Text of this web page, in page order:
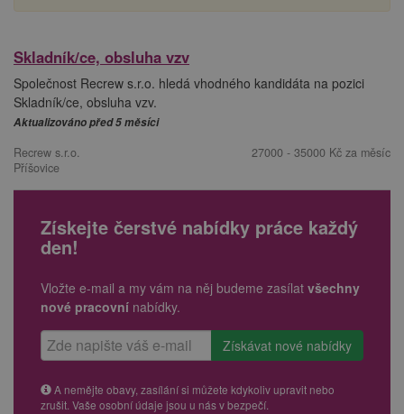
Skladník/ce, obsluha vzv
Společnost Recrew s.r.o. hledá vhodného kandidáta na pozici
Skladník/ce, obsluha vzv.
Aktualizováno před 5 měsíci
Recrew s.r.o.
Příšovice
27000 - 35000 Kč za měsíc
Získejte čerstvé nabídky práce každý
den!
Vložte e-mail a my vám na něj budeme zasílat všechny
nové pracovní nabídky.
A nemějte obavy, zasílání si můžete kdykoliv upravit nebo
zrušit. Vaše osobní údaje jsou u nás v bezpečí.